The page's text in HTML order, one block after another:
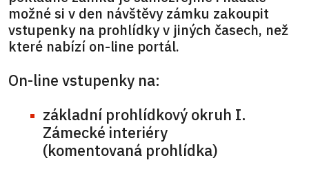
možné si v den návštěvy zámku zakoupit
vstupenky na prohlídky v jiných časech, než
které nabízí on-line portál.
On-line vstupenky na:
základní prohlídkový okruh I.
Zámecké interiéry
(komentovaná prohlídka)